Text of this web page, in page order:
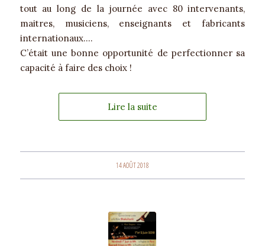
tout au long de la journée avec 80 intervenants,
maitres, musiciens, enseignants et fabricants
internationaux….
C’était une bonne opportunité de perfectionner sa
capacité à faire des choix !
Lire la suite
14 AOÛT 2018